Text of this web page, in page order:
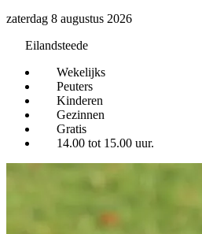
zaterdag 8 augustus 2026
Eilandsteede
Wekelijks
Peuters
Kinderen
Gezinnen
Gratis
14.00 tot 15.00 uur.